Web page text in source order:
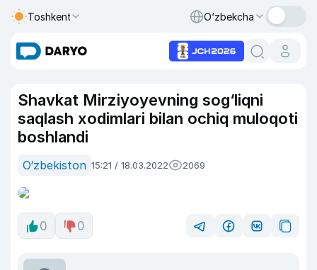
Toshkent O‘zbekcha
Shavkat Mirziyoyevning sog‘liqni
saqlash xodimlari bilan ochiq muloqoti
boshlandi
O‘zbekiston 15:21 / 18.03.2022 2069
0 0